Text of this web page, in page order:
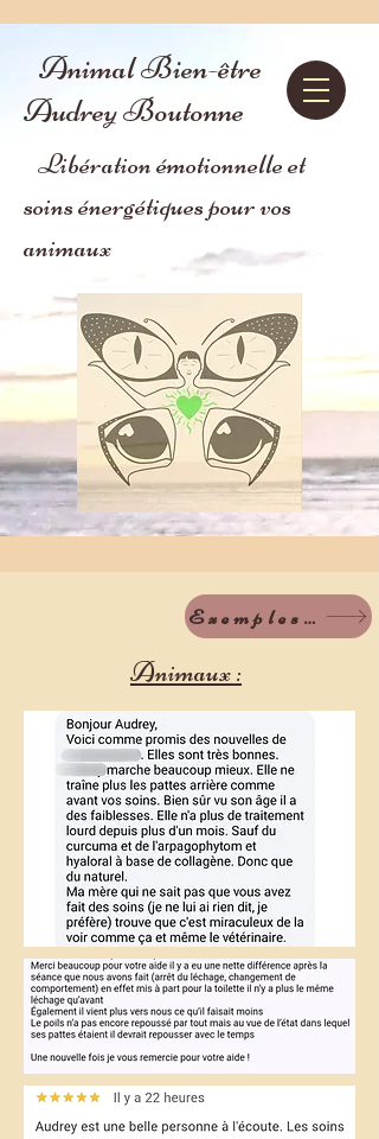
Animal Bien-être
Audrey Boutonne
Libération émotionnelle et
soins énergétiques pour vos
animaux
Exemples soins
Animaux :